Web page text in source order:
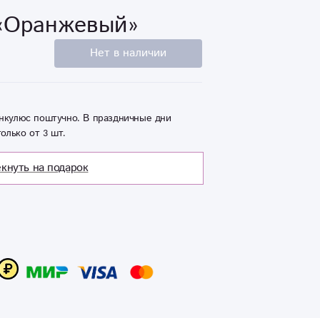
Нет в наличии
поштучно. В праздничные дни
от 3 шт.
на подарок